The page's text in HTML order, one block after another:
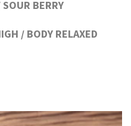
BERRY
/ BODY RELAXED